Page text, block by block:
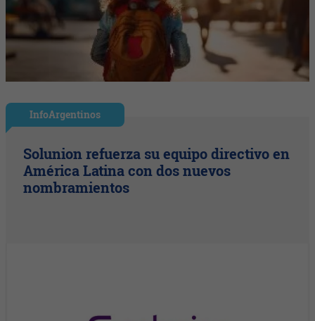
InfoArgentinos
Solunion refuerza su equipo directivo en
América Latina con dos nuevos
nombramientos